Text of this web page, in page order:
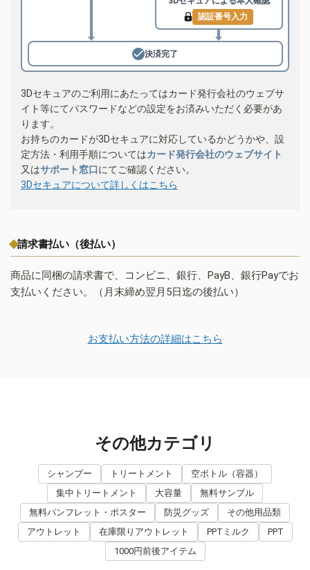
認証番号入力
決済完了
3Dセキュアのご利用にあたってはカード発行会社のウェブサ
イト等にてパスワードなどの設定をお済みいただく必要があ
ります。
お持ちのカードが3Dセキュアに対応しているかどうかや、設
定方法・利用手順についてはカード発行会社のウェブサイト
又はサポート窓口にてご確認ください。
3Dセキュアについて詳しくはこちら
請求書払い（後払い）
商品に同梱の請求書で、コンビニ、銀行、PayB、銀行Payでお
支払いください。（月末締め翌月5日迄の後払い）
お支払い方法の詳細はこちら
その他カテゴリ
シャンプー トリートメント
空ボトル（容器）
集中トリートメント
大容量
無料サンプル
無料パンフレット・ポスター
防災グッズ
その他用品類
アウトレット
在庫限りアウトレット PPTミルク
PPT
1000円前後アイテム